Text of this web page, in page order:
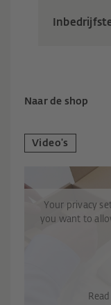
Naar de shop
Video's
Your privacy
you want to